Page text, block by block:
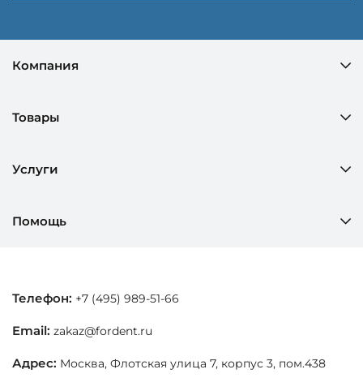
Компания
Товары
Услуги
Помощь
Телефон: +7 (495) 989-51-66
Email: zakaz@fordent.ru
Адрес: Москва, Флотская улица 7, корпус 3, пом.438